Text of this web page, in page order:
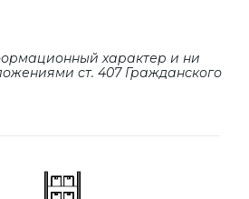
характер и ни
cт. 407 Гражданского